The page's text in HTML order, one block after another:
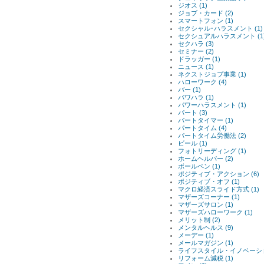
ジオス (1)
ジョブ・カード (2)
スマートフォン (1)
セクシャル･ハラスメント (1)
セクシュアルハラスメント
セクハラ (3)
セミナー (2)
ドラッガー (1)
ニュース (1)
ネクストジョブ事業 (1)
ハローワーク (4)
バー (1)
パワハラ (1)
パワーハラスメント (1)
パート (3)
パートタイマー (1)
パートタイム (4)
パートタイム労働法 (2)
ビール (1)
フォトリーディング (1)
ホームヘルパー (2)
ボールペン (1)
ポジティブ・アクション (6)
ポジティブ・オフ (1)
マクロ経済スライド方式 (1)
マザーズコーナー (1)
マザーズサロン (1)
マザーズハローワーク (1)
メリット制 (2)
メンタルヘルス (9)
メーデー (1)
メールマガジン (1)
ライフスタイル・イノベーシ
リフォーム減税 (1)